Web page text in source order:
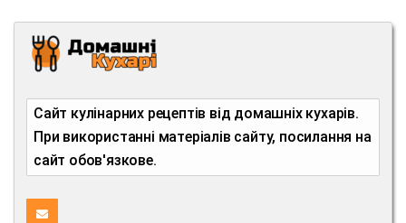
Сайт кулінарних рецептів від домашніх кухарів.
При використанні матеріалів сайту, посилання на
сайт обов'язкове.